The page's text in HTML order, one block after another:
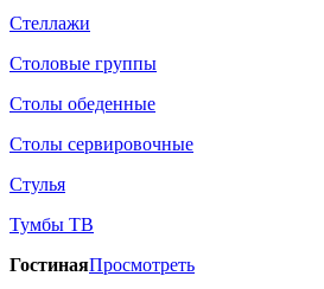
Стеллажи
Столовые группы
Столы обеденные
Столы сервировочные
Стулья
Тумбы ТВ
ГостинаяПросмотреть